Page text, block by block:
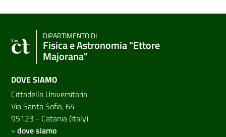
DIPARTIMENTO DI
Fisica e Astronomia "Ettore
Majorana"
DOVE SIAMO
Cittadella Universitaria
Via Santa Sofia, 64
95123 - Catania (Italy)
»dove siamo